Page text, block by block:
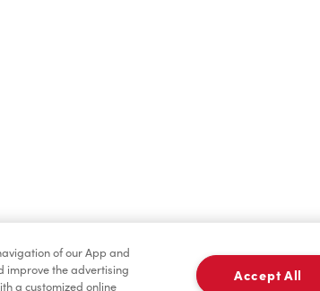
Assaisonnement
of our App and
improve the advertising
a customized online
Accept All